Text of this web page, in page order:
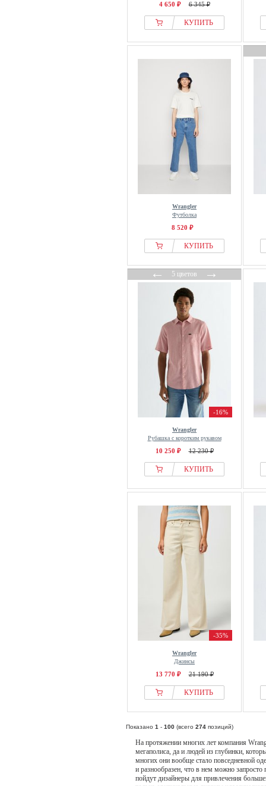
4 650 ₽ 6 345 ₽
КУПИТЬ
Wrangler
Футболка
8 520 ₽
КУПИТЬ
←5 цветов→
-16%
Wrangler
Рубашка с коротким рукавом
10 250 ₽ 12 230 ₽
КУПИТЬ
-35%
Wrangler
Джинсы
13 770 ₽ 21 190 ₽
КУПИТЬ
Показано 1 - 100 (всего 274 позиций)
На протяжении многих лет компания
мегаполиса, да и людей из глубинки,
многих они вообще стало повседневной
и разнообразен, что в нем можно
пойдут дизайнеры для привлечения